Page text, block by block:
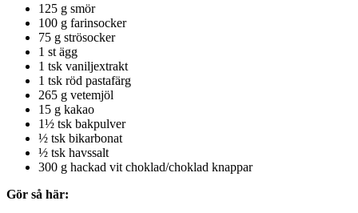
125 g smör
100 g farinsocker
75 g strösocker
1 st ägg
1 tsk vaniljextrakt
1 tsk röd pastafärg
265 g vetemjöl
15 g kakao
1½ tsk bakpulver
½ tsk bikarbonat
½ tsk havssalt
300 g hackad vit choklad/choklad knappar
Gör så här: